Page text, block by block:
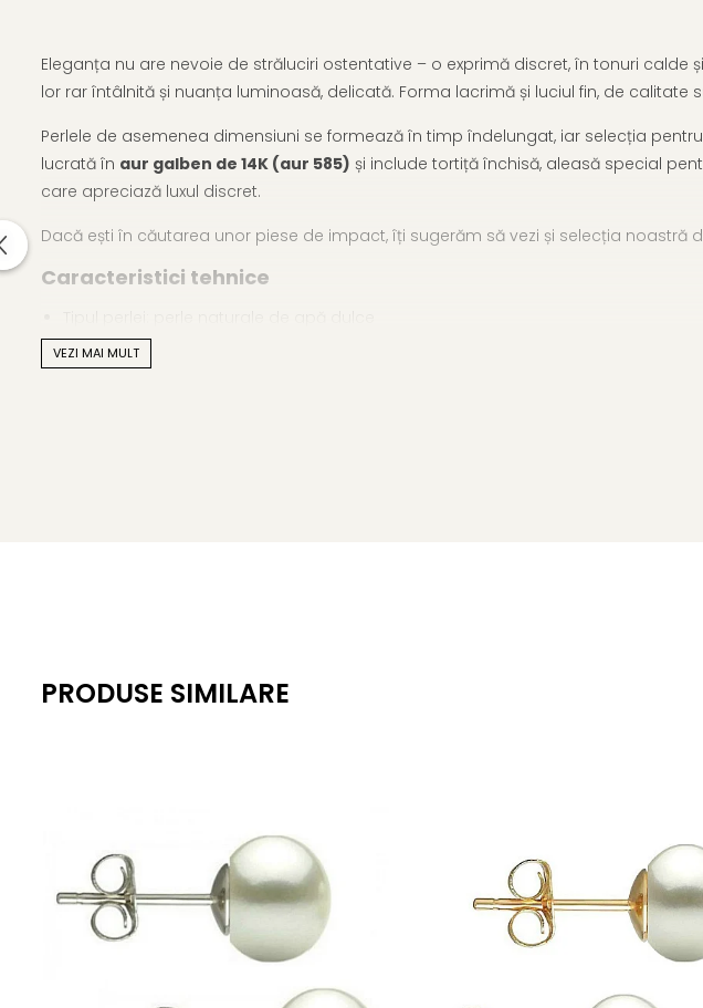
Eleganța nu are nevoie de străluciri ostentative – o exprimă discret, în tonuri calde
lor rar întâlnită și nuanța luminoasă, delicată. Forma lacrimă și luciul fin, de
Perlele de asemenea dimensiuni se formează în timp îndelungat, iar selecția
lucrată în aur galben de 14K (aur 585) și include tortiță închisă, aleasă special
care apreciază luxul discret.
Dacă ești în căutarea unor piese de impact, îți sugerăm să vezi și selecția noastră
Caracteristici tehnice
Calitate perle: AAA+
metale prețioase certificate. Fiecare bijuterie cu perle este însoțită de un
Alege o bijuterie rară, cu o nuanță caldă și formă grațioasă.Cerceii cu perle mari
Fiecare detaliu contează în alegerea bijuteriilor.
Completează acești cercei cu un
Informatii despre structura interna a componentelor din aur si argint
VEZI MAI MULT
PRODUSE SIMILARE